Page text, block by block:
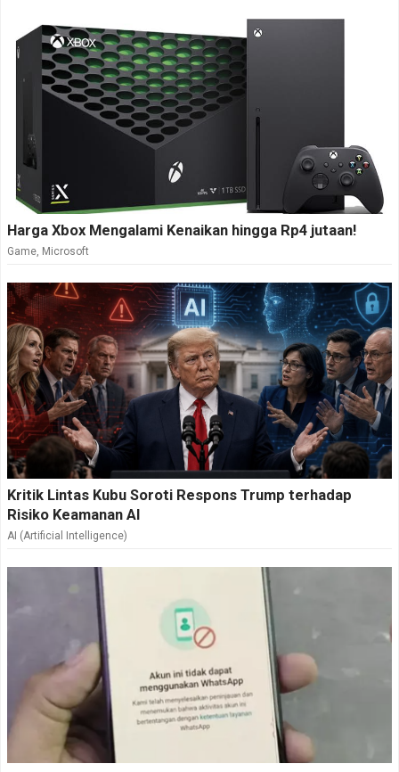
Harga Xbox Mengalami Kenaikan hingga Rp4 jutaan!
Game Microsoft
Kritik Lintas Kubu Soroti Respons Trump terhadap
Risiko Keamanan AI
AI (Artificial Intelligence)